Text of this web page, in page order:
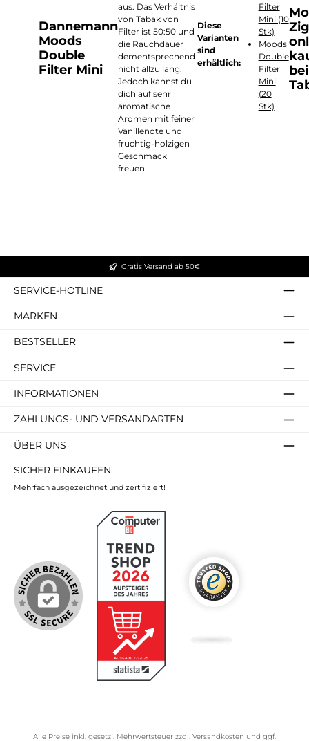
Dannemann
Moods
Double
Filter Mini
aus. Das Verhältnis
von Tabak von
Filter ist 50:50 und
die Rauchdauer
dementsprechend
nicht allzu lang.
Jedoch kannst du
dich auf sehr
aromatische
Aromen mit feiner
Vanillenote und
fruchtig-holzigen
Geschmack
freuen.
Diese
Varianten
sind
erhältlich:
Filter
Mini (10
Stk)
Moods
Double
Filter
Mini
(20
Stk)
Gratis Versand ab 50€
SERVICE-HOTLINE
MARKEN
BESTSELLER
SERVICE
INFORMATIONEN
ZAHLUNGS- UND VERSANDARTEN
ÜBER UNS
SICHER EINKAUFEN
Mehrfach ausgezeichnet und zertifiziert!
Alle Preise inkl. gesetzl. Mehrwertsteuer zzgl. Versandkosten und ggf.